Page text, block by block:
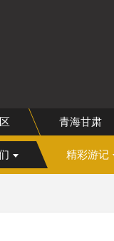
青海甘肃
精彩游记